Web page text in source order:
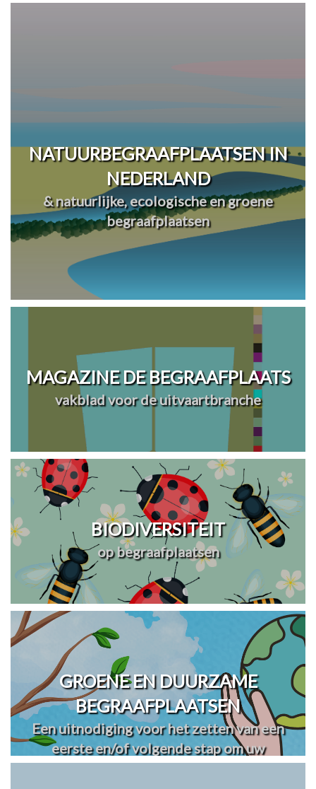
NATUURBEGRAAFPLAATSEN IN
NEDERLAND
& natuurlijke, ecologische en groene
begraafplaatsen
MAGAZINE DE BEGRAAFPLAATS
vakblad voor de uitvaartbranche
BIODIVERSITEIT
op begraafplaatsen
GROENE EN DUURZAME
BEGRAAFPLAATSEN
Een uitnodiging voor het zetten van een
eerste en/of volgende stap om uw
begraafplaats(en) te vergroenen en